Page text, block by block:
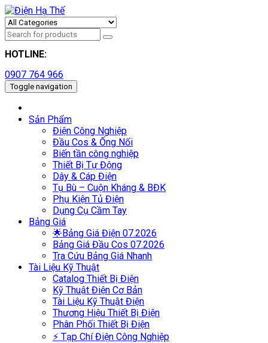
HOTLINE:
0907 764 966
Toggle navigation
Sản Phẩm
Điện Công Nghiệp
Đầu Cos & Ống Nối
Biến tần công nghiệp
Thiết Bị Tự Động
Dây & Cáp Điện
Tụ Bù – Cuộn Kháng & BĐK
Phụ Kiện Tủ Điện
Dụng Cụ Cầm Tay
Bảng Giá
🌟Bảng Giá Điện 07.2026
Bảng Giá Đầu Cos 07.2026
Tra Cứu Bảng Giá Nhanh
Tài Liệu Kỹ Thuật
Catalog Thiết Bị Điện
Kỹ Thuật Điện Cơ Bản
Tài Liệu Kỹ Thuật Điện
Thương Hiệu Thiết Bị Điện
Phân Phối Thiết Bị Điện
⚡ Tạp Chí Điện Công Nghiệp